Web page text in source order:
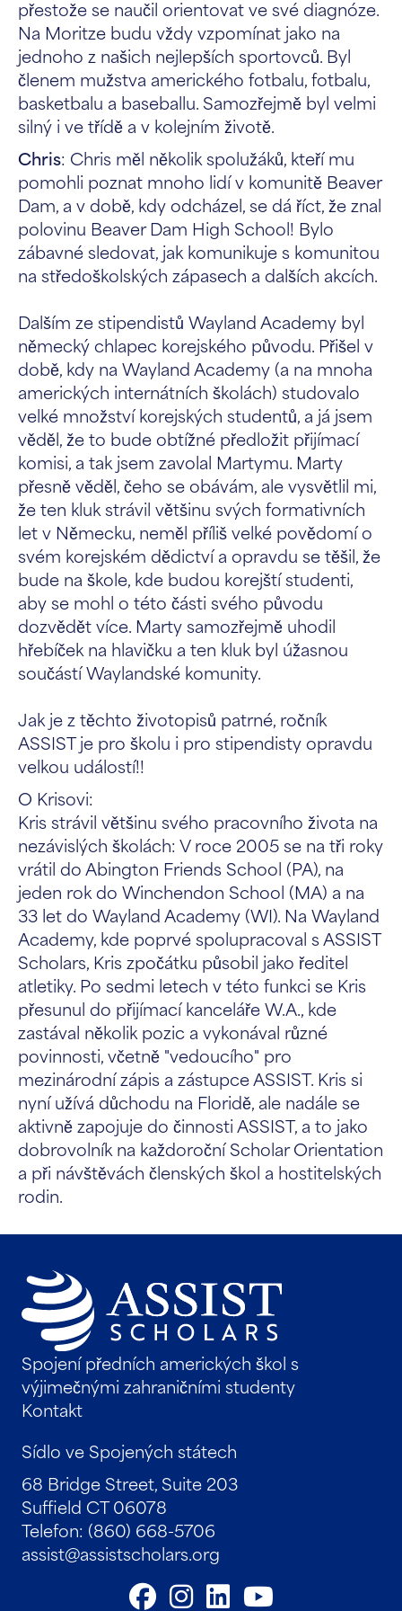
přestože se naučil orientovat ve své diagnóze.
Na Moritze budu vždy vzpomínat jako na
jednoho z našich nejlepších sportovců. Byl
členem mužstva amerického fotbalu, fotbalu,
basketbalu a baseballu. Samozřejmě byl velmi
silný i ve třídě a v kolejním životě.
Chris: Chris měl několik spolužáků, kteří mu
pomohli poznat mnoho lidí v komunitě Beaver
Dam, a v době, kdy odcházel, se dá říct, že znal
polovinu Beaver Dam High School! Bylo
zábavné sledovat, jak komunikuje s komunitou
na středoškolských zápasech a dalších akcích.
Dalším ze stipendistů Wayland Academy byl
německý chlapec korejského původu. Přišel v
době, kdy na Wayland Academy (a na mnoha
amerických internátních školách) studovalo
velké množství korejských studentů, a já jsem
věděl, že to bude obtížné předložit přijímací
komisi, a tak jsem zavolal Martymu. Marty
přesně věděl, čeho se obávám, ale vysvětlil mi,
že ten kluk strávil většinu svých formativních
let v Německu, neměl příliš velké povědomí o
svém korejském dědictví a opravdu se těšil, že
bude na škole, kde budou korejští studenti,
aby se mohl o této části svého původu
dozvědět více. Marty samozřejmě uhodil
hřebíček na hlavičku a ten kluk byl úžasnou
součástí Waylandské komunity.
Jak je z těchto životopisů patrné, ročník
ASSIST je pro školu i pro stipendisty opravdu
velkou událostí!!
O Krisovi:
Kris strávil většinu svého pracovního života na
nezávislých školách: V roce 2005 se na tři roky
vrátil do Abington Friends School (PA), na
jeden rok do Winchendon School (MA) a na
33 let do Wayland Academy (WI). Na Wayland
Academy, kde poprvé spolupracoval s ASSIST
Scholars, Kris zpočátku působil jako ředitel
atletiky. Po sedmi letech v této funkci se Kris
přesunul do přijímací kanceláře W.A., kde
zastával několik pozic a vykonával různé
povinnosti, včetně "vedoucího" pro
mezinárodní zápis a zástupce ASSIST. Kris si
nyní užívá důchodu na Floridě, ale nadále se
aktivně zapojuje do činnosti ASSIST, a to jako
dobrovolník na každoroční Scholar Orientation
a při návštěvách členských škol a hostitelských
rodin.
Spojení předních amerických škol s
výjimečnými zahraničními studenty
Kontakt
Sídlo ve Spojených státech
68 Bridge Street, Suite 203
Suffield CT 06078
Telefon: (860) 668-5706
assist@assistscholars.org